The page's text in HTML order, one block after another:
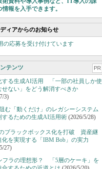
報を入手できます。
ィアからのお知らせ
の応募を受け付けています
テンツ PR
する生成AI活用 「一部の社員しか使
せない」をどう解消すべきか
3)
む「動くだけ」のレガシーシステム
するための生成AI活用術 (2026/5/28)
ブラックボックス化を打破 資産継
化を実現する「IBM Bob」の実力
27)
フラの理想形？ 「5層のケーキ」を